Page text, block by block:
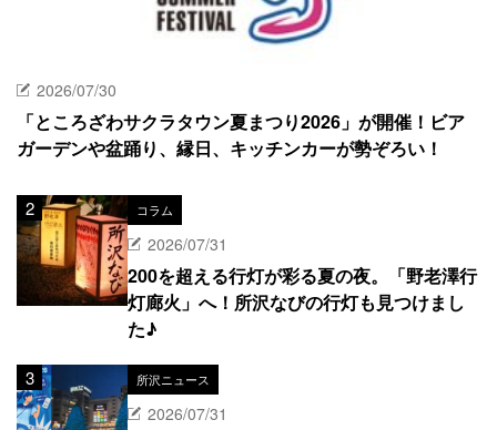
2026/07/30
「ところざわサクラタウン夏まつり2026」が開催！ビア
ガーデンや盆踊り、縁日、キッチンカーが勢ぞろい！
コラム
2026/07/31
200を超える行灯が彩る夏の夜。「野老澤行
灯廊火」へ！所沢なびの行灯も見つけまし
た♪
所沢ニュース
2026/07/31